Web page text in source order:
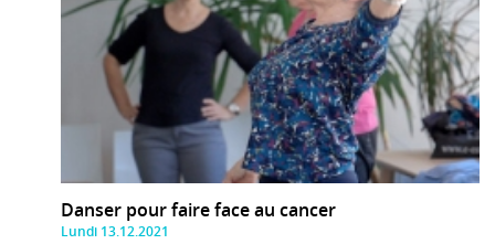
Danser pour faire face au cancer
Lundi 13.12.2021